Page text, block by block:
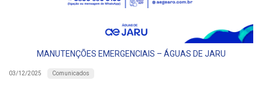
MANUTENÇÕES EMERGENCIAIS – ÁGUAS DE JARU
03/12/2025 Comunicados